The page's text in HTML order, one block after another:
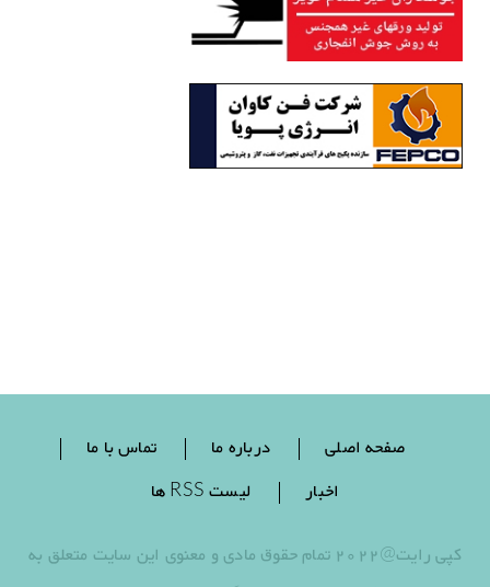
صفحه اصلی درباره ما
تماس با ما
اخبار
لیست RSS ها
کپی رایت@2022 تمام حقوق مادی و معنوی این سایت متعلق به